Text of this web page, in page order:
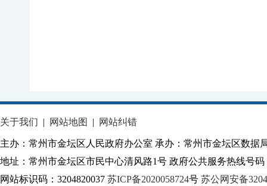
关于我们 | 网站地图 | 网站纠错
主办：常州市金坛区人民政府办公室 承办：常州市金坛区数据
地址：常州市金坛区市民中心清风路1号 政府公共服务热线号码
网站标识码：3204820037 苏ICP备2020058724号 苏公网安备